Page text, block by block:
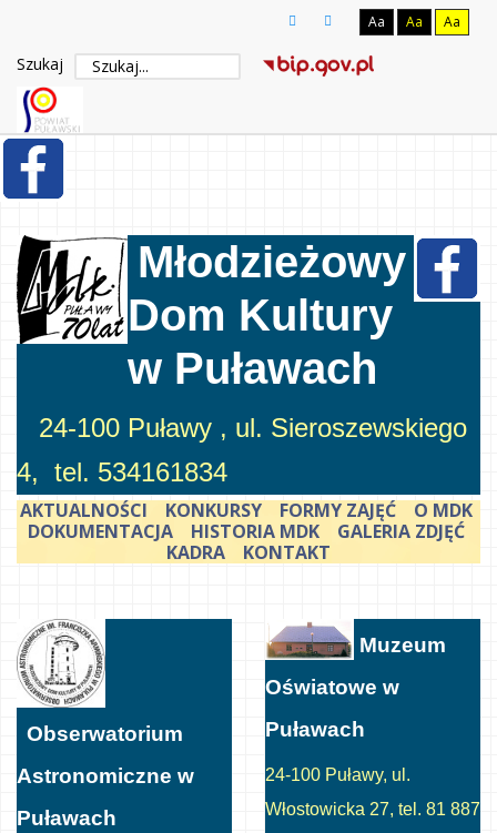
Aa Aa Aa
Szukaj
Młodzieżowy
Dom Kultury
w Puławach
24-100 Puławy , ul. Sieroszewskiego
4, tel. 534161834
AKTUALNOŚCI KONKURSY FORMY ZAJĘĆ
O MDK
DOKUMENTACJA
HISTORIA MDK
GALERIA ZDJĘĆ
KADRA
KONTAKT
Obserwatorium
Astronomiczne w
Puławach
Muzeum
Oświatowe w
Puławach
24-100 Puławy, ul.
Włostowicka 27, tel. 81 887